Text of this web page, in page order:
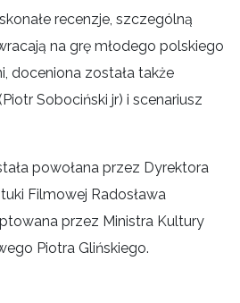
recenzje, szczególną
na grę młodego polskiego
doceniona została także
Sobociński jr) i scenariusz
powołana przez Dyrektora
Filmowej Radosława
przez Ministra Kultury
Piotra Glińskiego.